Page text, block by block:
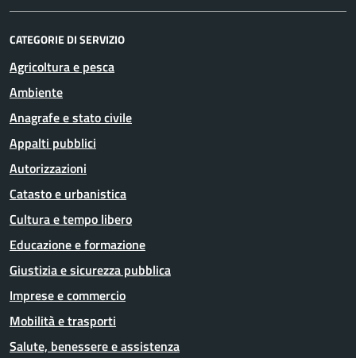
CATEGORIE DI SERVIZIO
Agricoltura e pesca
Ambiente
Anagrafe e stato civile
Appalti pubblici
Autorizzazioni
Catasto e urbanistica
Cultura e tempo libero
Educazione e formazione
Giustizia e sicurezza pubblica
Imprese e commercio
Mobilità e trasporti
Salute, benessere e assistenza